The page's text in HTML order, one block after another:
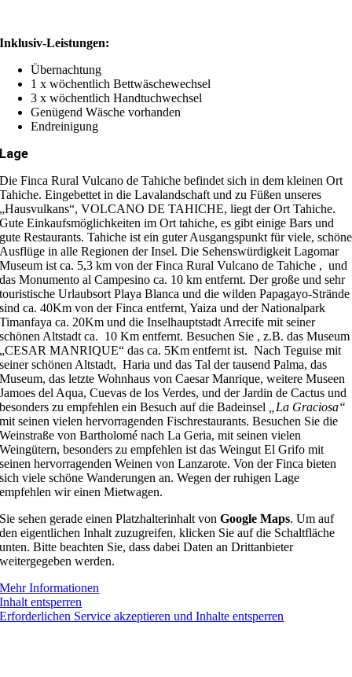
Inklusiv-Leistungen:
Übernachtung
1 x wöchentlich Bettwäschewechsel
3 x wöchentlich Handtuchwechsel
Genügend Wäsche vorhanden
Endreinigung
Lage
Die Finca Rural Vulcano de Tahiche befindet sich in dem kleinen Ort
Tahiche. Eingebettet in die Lavalandschaft und zu Füßen unseres
„Hausvulkans“, VOLCANO DE TAHICHE, liegt der Ort Tahiche.
Gute Einkaufsmöglichkeiten im Ort tahiche, es gibt einige Bars und
gute Restaurants. Tahiche ist ein guter Ausgangspunkt für viele, schöne
Ausflüge in alle Regionen der Insel. Die Sehenswürdigkeit Lagomar
Museum ist ca. 5,3 km von der Finca Rural Vulcano de Tahiche , und
das Monumento al Campesino ca. 10 km entfernt. Der große und sehr
touristische Urlaubsort Playa Blanca und die wilden Papagayo-Strände
sind ca. 40Km von der Finca entfernt, Yaiza und der Nationalpark
Timanfaya ca. 20Km und die Inselhauptstadt Arrecife mit seiner
schönen Altstadt ca. 10 Km entfernt. Besuchen Sie , z.B. das Museum
„CESAR MANRIQUE“ das ca. 5Km entfernt ist. Nach Teguise mit
seiner schönen Altstadt, Haria und das Tal der tausend Palma, das
Museum, das letzte Wohnhaus von Caesar Manrique, weitere Museen
Jamoes del Aqua, Cuevas de los Verdes, und der Jardin de Cactus und
besonders zu empfehlen ein Besuch auf die Badeinsel
„La Graciosa“
mit seinen vielen hervorragenden Fischrestaurants. Besuchen Sie die
Weinstraße von Bartholomé nach La Geria, mit seinen vielen
Weingütern, besonders zu empfehlen ist das Weingut El Grifo mit
seinen hervorragenden Weinen von Lanzarote. Von der Finca bieten
sich viele schöne Wanderungen an. Wegen der ruhigen Lage
empfehlen wir einen Mietwagen.
Sie sehen gerade einen Platzhalterinhalt vonGoogle Maps. Um auf
den eigentlichen Inhalt zuzugreifen, klicken Sie auf die Schaltfläche
unten. Bitte beachten Sie, dass dabei Daten an Drittanbieter
weitergegeben werden.
Mehr Informationen
Inhalt entsperren
Erforderlichen Service akzeptieren und Inhalte entsperren